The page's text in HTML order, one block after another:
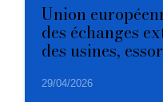
Union
des échanges
des usines,
29/04/2026